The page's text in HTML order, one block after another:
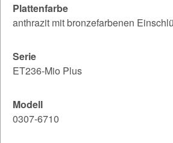
Plattenfarbe
anthrazit mit bronzefarbenen
Serie
ET236-Mio Plus
Modell
0307-6710